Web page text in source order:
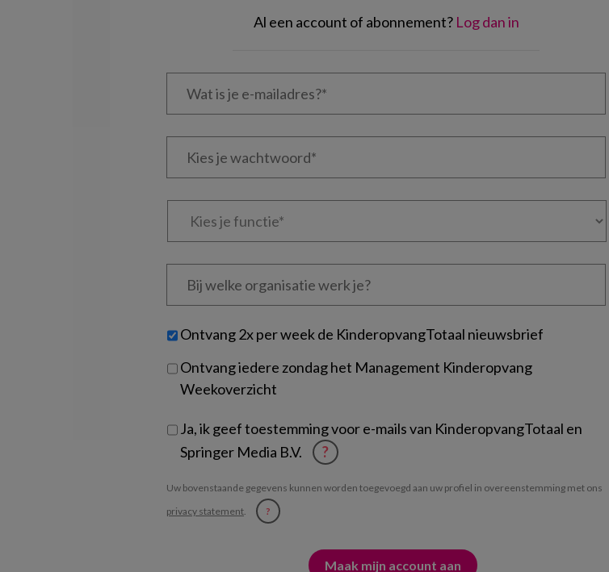
Al een account of abonnement? Log dan in
Wat
Kies
Kies
Bij
welke
je?
Untitled
Ontvang 2x per week de KinderopvangTotaal nieuwsbrief
Ontvang iedere zondag het Management Kinderopvang
Weekoverzicht
Ja, ik geef toestemming voor e-mails van KinderopvangTotaal en
Springer Media B.V.
?
Uw bovenstaande gegevens kunnen worden toegevoegd aan uw profiel in overeenstemming met ons
privacy statement. ?